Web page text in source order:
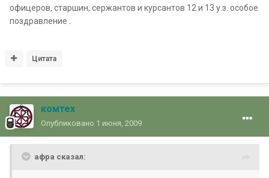
офицеров, старшин, сержантов и курсантов 12 и 13 у.з. особое
поздравление .
Цитата
комтех
Опубликовано 1 июня, 2009
aфра сказал: